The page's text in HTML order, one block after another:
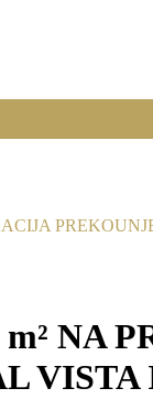
NA
VISTA